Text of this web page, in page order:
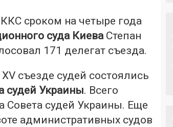
сроком на четыре года
суда КиеваСтепан
171 делегат съезда.
съезде судей состоялись
судей Украины. Всего
Совета судей Украины. Еще
административных судов